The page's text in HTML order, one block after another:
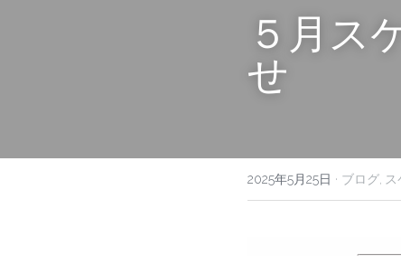
５月ス
せ
2025年5月25日 · ブログ,